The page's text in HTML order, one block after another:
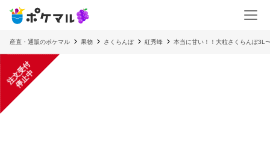
産直・通販のポケマル 果物 さくらんぼ 紅秀峰 本当に甘い！！大粒さくらんぼ3L
注
文
受
付
停
止
中